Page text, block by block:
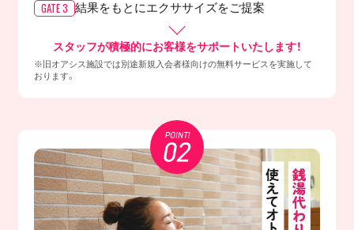
GATE 3 結果をもとにエクササイズをご提案
スタッフが積極的にお客様をサポートいたします！
※旧オアシス施設では別途新規入会者様向けの無料サービスを実施して
おります。